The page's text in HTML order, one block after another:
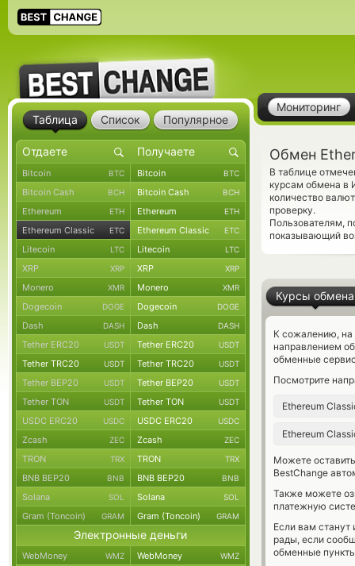
Мониторинг
Обмен
В таблице
курсам обмена в
количество
проверку.
Пользователям,
показывающий
Курсы обмена
К сожалению, на
направлением
обменные
Посмотрите
Ethereum
Ethereum
Можете
BestChange
Также можете
платежную
Если вам
рады, если
обменные
Таблица Список Популярное
Bitcoin BTC Bitcoin BTC
Bitcoin Cash BCH Bitcoin Cash BCH
Ethereum ETH Ethereum ETH
Ethereum Classic ETC Ethereum Classic ETC
Litecoin LTC Litecoin LTC
XRP XRP XRP XRP
Monero XMR Monero XMR
Dogecoin DOGE Dogecoin DOGE
Dash DASH Dash DASH
Tether ERC20 USDT Tether ERC20 USDT
Tether TRC20 USDT Tether TRC20 USDT
Tether BEP20 USDT Tether BEP20 USDT
Tether TON USDT Tether TON USDT
USDC ERC20 USDC USDC ERC20 USDC
Zcash ZEC Zcash ZEC
TRON TRX TRON TRX
BNB BEP20 BNB BNB BEP20 BNB
Solana SOL Solana SOL
Gram (Toncoin) GRAM Gram (Toncoin) GRAM
Электронные деньги
WebMoney WMZ WebMoney WMZ